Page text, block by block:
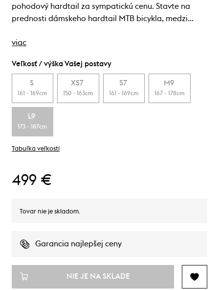
pohodový hardtail za sympatickú cenu. Stavte na
prednosti dámskeho hardtail MTB bicykla, medzi…
viac
Veľkosť / výška Vašej postavy
S
161 - 169cm
XS7
150 - 163cm
S7
161 - 169cm
M9
167 - 178cm
L9
173 - 187cm
Tabuľka veľkostí
499 €
Tovar nie je skladom.
Garancia najlepšej ceny
NIE JE NA SKLADE